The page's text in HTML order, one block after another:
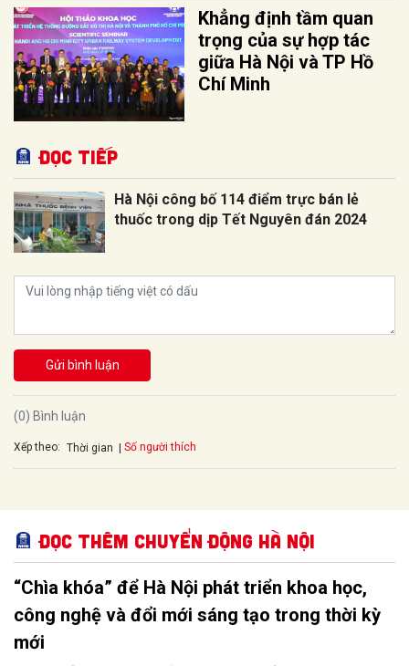
Khẳng định tầm quan
trọng của sự hợp tác
giữa Hà Nội và TP Hồ
Chí Minh
Đọc tiếp
Hà Nội công bố 114 điểm trực bán lẻ
thuốc trong dịp Tết Nguyên đán 2024
Gửi bình luận
(0) Bình luận
Xếp theo: Thời gian Số người thích
Đọc thêm Chuyển động Hà Nội
“Chìa khóa” để Hà Nội phát triển khoa học,
công nghệ và đổi mới sáng tạo trong thời kỳ
mới